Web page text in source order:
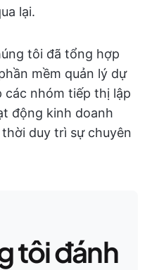
lại.
tôi đã tổng hợp
mềm quản lý dự
các nhóm tiếp thị lập
động kinh doanh
duy trì sự chuyên
tôi đánh